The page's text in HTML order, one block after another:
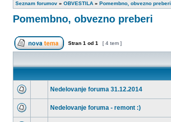
Seznam forumov » OBVESTILA » Pomembno, obvezno preberi
Pomembno, obvezno preberi
Stran 1 od 1 [ 4 tem ]
Nedelovanje foruma 31.12.2014
Nedelovanje foruma - remont :)